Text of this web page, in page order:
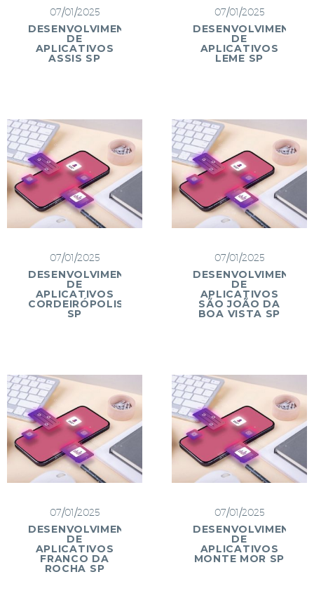
07/01/2025
DESENVOLVIMENTO
DE
APLICATIVOS
ASSIS SP
07/01/2025
DESENVOLVIMENTO
DE
APLICATIVOS
LEME SP
07/01/2025
DESENVOLVIMENTO
DE
APLICATIVOS
CORDEIRÓPOLIS
SP
07/01/2025
DESENVOLVIMENTO
DE
APLICATIVOS
SÃO JOÃO DA
BOA VISTA SP
07/01/2025
DESENVOLVIMENTO
DE
APLICATIVOS
FRANCO DA
ROCHA SP
07/01/2025
DESENVOLVIMENTO
DE
APLICATIVOS
MONTE MOR SP